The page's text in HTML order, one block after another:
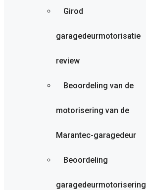
Girod
garagedeurmotorisatie
review
Beoordeling van de
motorisering van de
Marantec-garagedeur
Beoordeling
garagedeurmotorisering